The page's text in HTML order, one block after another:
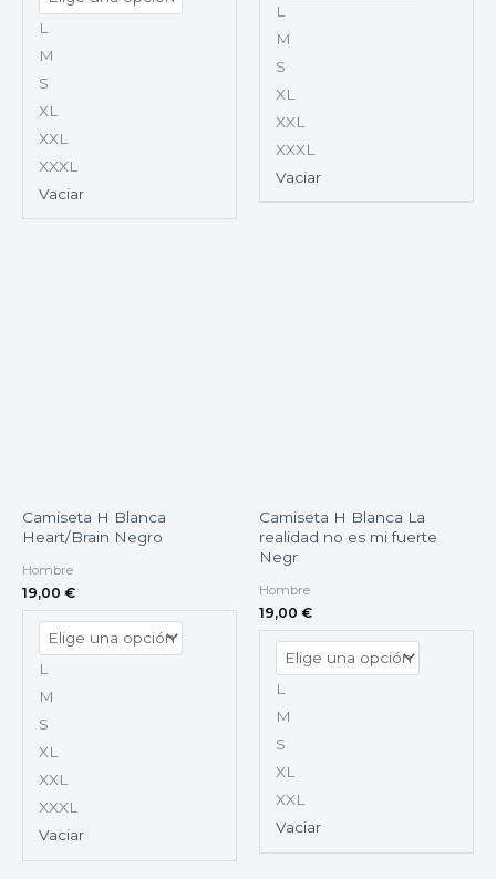
L
M
S
XL
XXL
XXXL
Vaciar
L
M
S
XL
XXL
XXXL
Vaciar
Camiseta H Blanca
Heart/Brain Negro
Hombre
19,00 €
L
M
S
XL
XXL
XXXL
Vaciar
Camiseta H Blanca La
realidad no es mi fuerte
Negr
Hombre
19,00 €
L
M
S
XL
XXL
Vaciar